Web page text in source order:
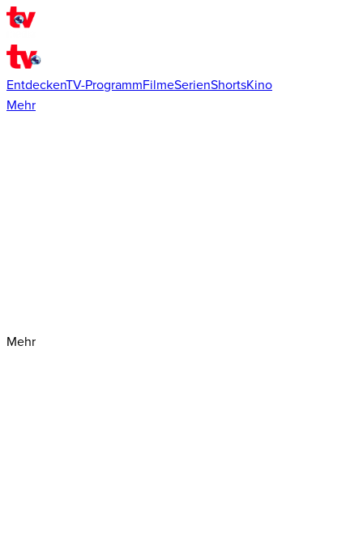
EntdeckenTV-ProgrammFilmeSerienShortsKino
Mehr
Mehr